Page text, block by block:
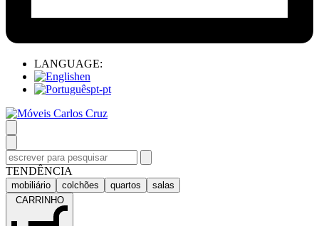
LANGUAGE:
en
pt-pt
Pesquisar
por:
TENDÊNCIA
mobiliário colchões quartos
salas
CARRINHO